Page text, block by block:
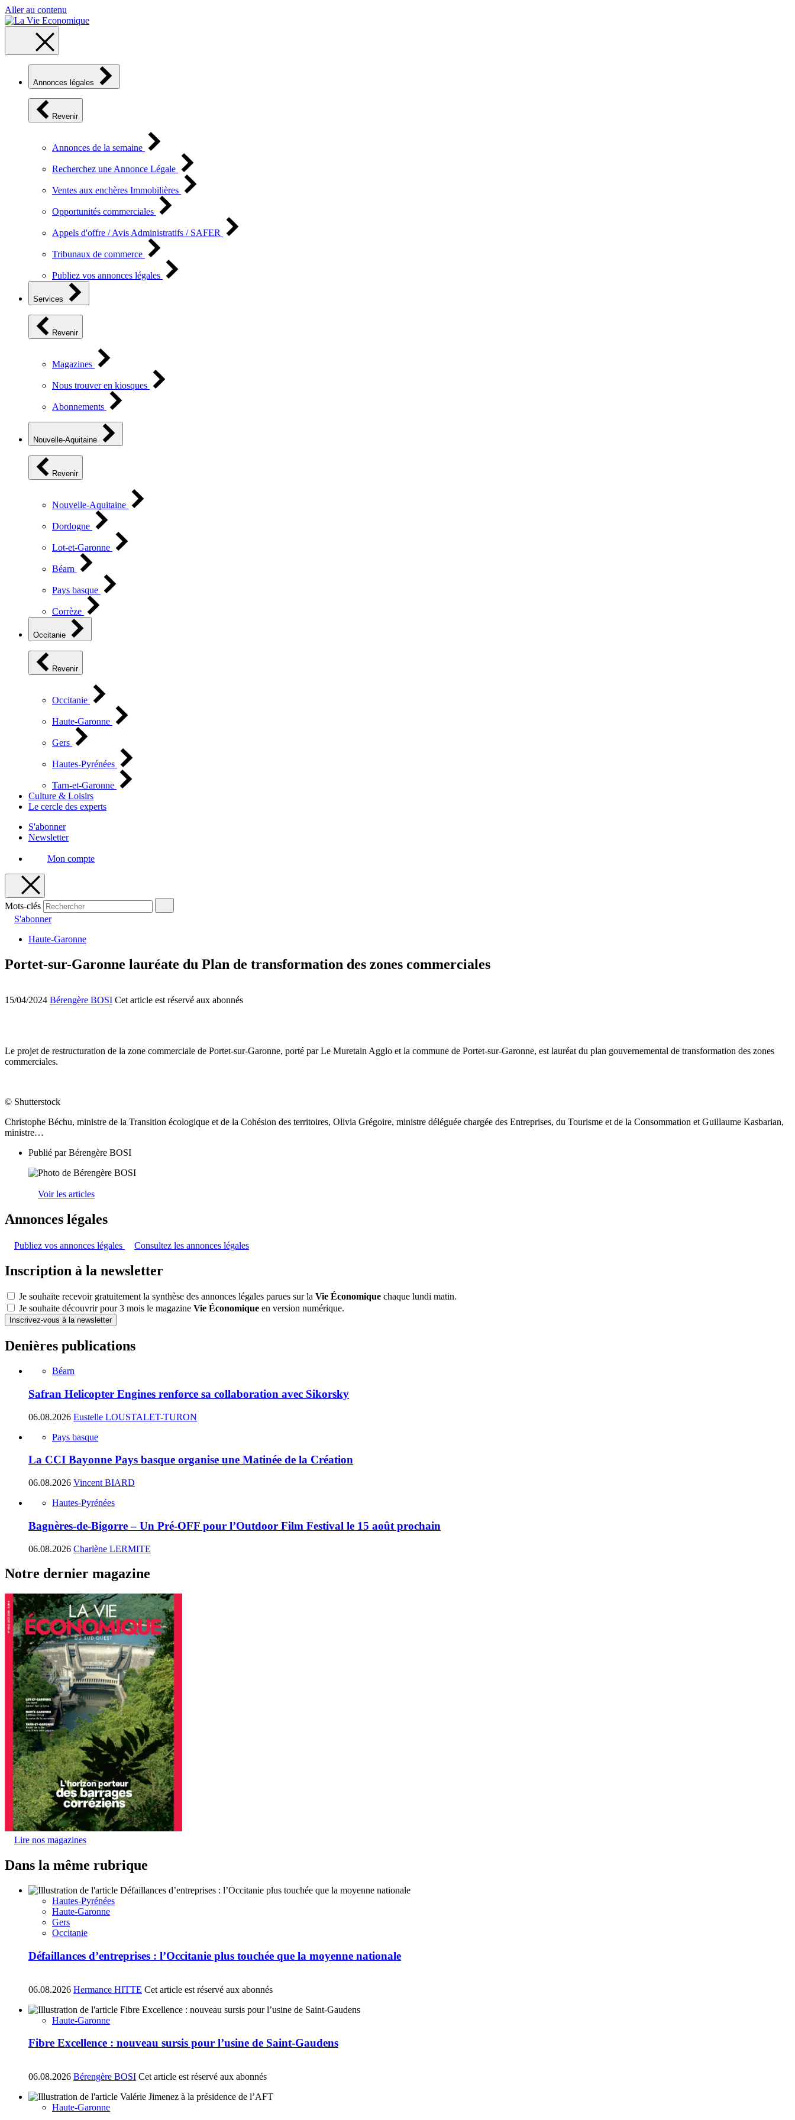
Aller au contenu
Annonces légales
Revenir
Annonces de la semaine
Recherchez une Annonce Légale
Ventes aux enchères Immobilières
Opportunités commerciales
Appels d'offre / Avis Administratifs / SAFER
Tribunaux de commerce
Publiez vos annonces légales
Services
Revenir
Magazines
Nous trouver en kiosques
Abonnements
Nouvelle-Aquitaine
Revenir
Nouvelle-Aquitaine
Dordogne
Lot-et-Garonne
Béarn
Pays basque
Corrèze
Occitanie
Revenir
Occitanie
Haute-Garonne
Gers
Hautes-Pyrénées
Tarn-et-Garonne
Culture & Loisirs
Le cercle des experts
S'abonner
Newsletter
Mon compte
Mots-clés
S'abonner
Haute-Garonne
Portet-sur-Garonne lauréate du Plan de transformation des zones commerciales
15/04/2024 Bérengère BOSI Cet article est réservé aux abonnés
Le projet de restructuration de la zone commerciale de Portet-sur-Garonne, porté par Le Muretain Agglo et la commune de Portet-sur-Garonne, est lauréat du plan gouvernemental de transformation des zones
commerciales.
© Shutterstock
Christophe Béchu, ministre de la Transition écologique et de la Cohésion des territoires, Olivia Grégoire, ministre déléguée chargée des Entreprises, du Tourisme et de la Consommation et Guillaume Kasbarian,
ministre…
Publié parBérengère BOSI
Voir les articles
Annonces légales
Publiez vos annonces légales Consultez les annonces légales
Inscription à la newsletter
Je souhaite recevoir gratuitement la synthèse des annonces légales parues sur la Vie Économique chaque lundi matin.
Je souhaite découvrir pour 3 mois le magazine Vie Économique en version numérique.
Inscrivez-vous à la newsletter
Denières publications
Béarn
Safran Helicopter Engines renforce sa collaboration avec Sikorsky
06.08.2026 Eustelle LOUSTALET-TURON
Pays basque
La CCI Bayonne Pays basque organise une Matinée de la Création
06.08.2026 Vincent BIARD
Hautes-Pyrénées
Bagnères-de-Bigorre – Un Pré-OFF pour l’Outdoor Film Festival le 15 août prochain
06.08.2026 Charlène LERMITE
Notre dernier magazine
Lire nos magazines
Dans la même rubrique
Hautes-Pyrénées
Haute-Garonne
Gers
Occitanie
Défaillances d’entreprises : l’Occitanie plus touchée que la moyenne nationale
06.08.2026 Hermance HITTE Cet article est réservé aux abonnés
Haute-Garonne
Fibre Excellence : nouveau sursis pour l’usine de Saint-Gaudens
06.08.2026 Bérengère BOSI Cet article est réservé aux abonnés
Haute-Garonne